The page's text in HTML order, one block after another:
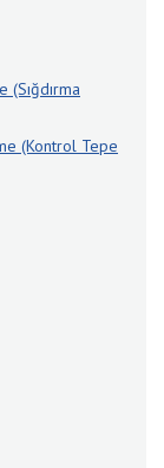
(Sığdırma
(Kontrol Tepe